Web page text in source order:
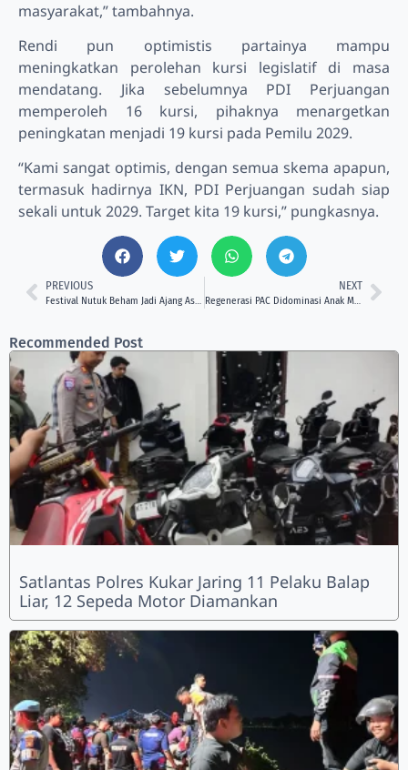
masyarakat,” tambahnya.
Rendi pun optimistis partainya mampu
meningkatkan perolehan kursi legislatif di masa
mendatang. Jika sebelumnya PDI Perjuangan
memperoleh 16 kursi, pihaknya menargetkan
peningkatan menjadi 19 kursi pada Pemilu 2029.
“Kami sangat optimis, dengan semua skema apapun,
termasuk hadirnya IKN, PDI Perjuangan sudah siap
sekali untuk 2029. Target kita 19 kursi,” pungkasnya.
PREVIOUS
Festival Nutuk Beham Jadi Ajang Aspirasi, Masyarakat Adat Soroti Ancaman Konsesi Hutan
NEXT
Regenerasi PAC Didominasi Anak Muda, PDI-P Kukar Bidik Lonjakan Kursi 2029
Recommended Post
Satlantas Polres Kukar Jaring 11 Pelaku Balap
Liar, 12 Sepeda Motor Diamankan